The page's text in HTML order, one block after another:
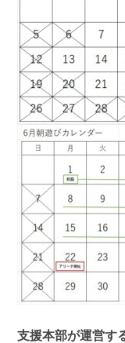
支援本部が運営す